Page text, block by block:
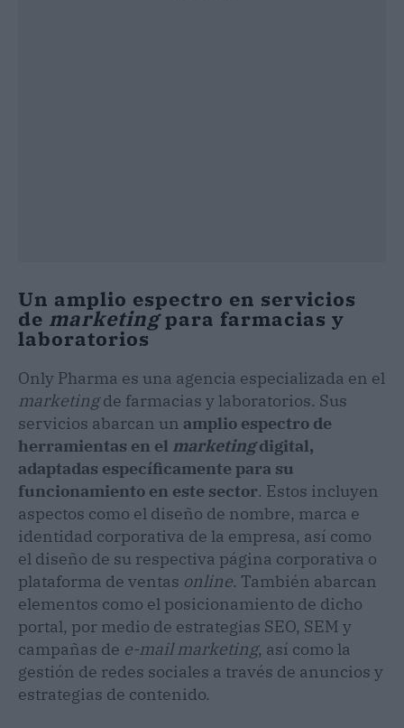
Un amplio espectro en servicios
de marketingpara farmacias y
laboratorios
Only Pharma es una agencia especializada en el
marketingde farmacias y laboratorios. Sus
servicios abarcan un amplio espectro de
herramientas en el marketingdigital,
adaptadas específicamente para su
funcionamiento en este sector. Estos incluyen
aspectos como el diseño de nombre, marca e
identidad corporativa de la empresa, así como
el diseño de su respectiva página corporativa o
plataforma de ventas online. También abarcan
elementos como el posicionamiento de dicho
portal, por medio de estrategias SEO, SEM y
campañas de e-mail marketing, así como la
gestión de redes sociales a través de anuncios y
estrategias de contenido.